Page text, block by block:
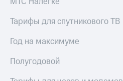
приобретения
Порядок
выкупа
акций
Дивиденды
Рынок
Тарифы для спутникового ТВ
Год на максимуме
Полугодовой